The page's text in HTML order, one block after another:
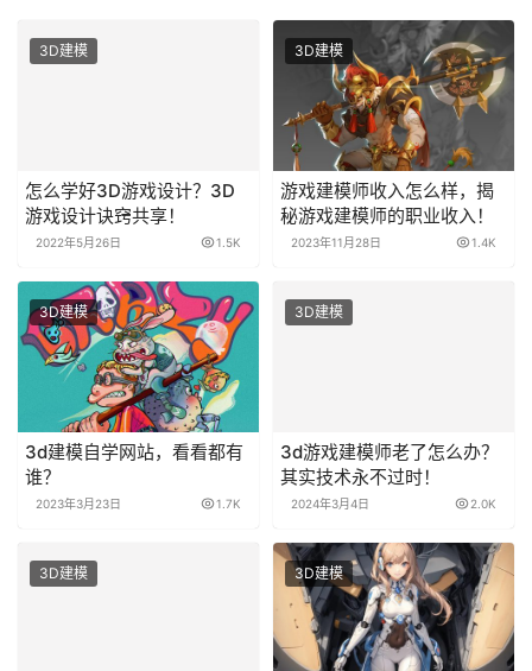
3D建模
怎么学好3D游戏设计？3D
游戏设计诀窍共享！
2022年5月26日 1.5K
3D建模
游戏建模师收入怎么样，揭
秘游戏建模师的职业收入！
2023年11月28日 1.4K
3D建模
3d建模自学网站，看看都有
谁？
2023年3月23日 1.7K
3D建模
3d游戏建模师老了怎么办？
其实技术永不过时！
2024年3月4日 2.0K
3D建模 3D建模